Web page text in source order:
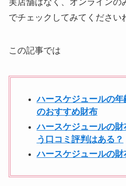
実店舗はなく、オンラインの
でチェックしてみてください
この記事では
ハースケジュールの年
のおすすめ財布
ハースケジュールの
う口コミ評判はある？
ハースケジュールの財